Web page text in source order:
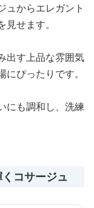
ュからエレガント
せます。
出す上品な雰囲気
ぴったりです。
にも調和し、洗練
コサージュ